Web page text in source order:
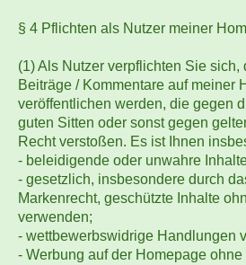
§ 4 Pflichten als Nutzer meiner
(1) Als Nutzer verpflichten Sie sich,
Beiträge / Kommentare auf meiner
veröffentlichen werden, die gegen
guten Sitten oder sonst gegen
Recht verstoßen. Es ist Ihnen
- beleidigende oder unwahre
- gesetzlich, insbesondere durch
Markenrecht, geschützte Inhalte
verwenden;
- wettbewerbswidrige Handlungen
- Werbung auf der Homepage